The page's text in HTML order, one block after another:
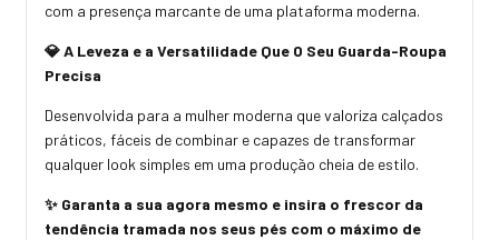
com a presença marcante de uma plataforma moderna.
💎 A Leveza e a Versatilidade Que O Seu Guarda-Roupa
Precisa
Desenvolvida para a mulher moderna que valoriza calçados
práticos, fáceis de combinar e capazes de transformar
qualquer look simples em uma produção cheia de estilo.
✨ Garanta a sua agora mesmo e insira o frescor da
tendência tramada nos seus pés com o máximo de